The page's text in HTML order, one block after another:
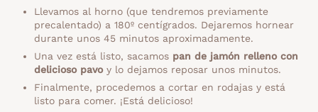
Llevamos al horno (que tendremos previamente
precalentado) a 180º centígrados. Dejaremos hornear
durante unos 45 minutos aproximadamente.
Una vez está listo, sacamos pan de jamón relleno con
delicioso pavoy lo dejamos reposar unos minutos.
Finalmente, procedemos a cortar en rodajas y está
listo para comer. ¡Está delicioso!